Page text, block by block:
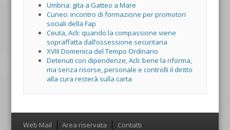
Umbria: gita a Gatteo a Mare
Cuneo: incontro di formazione per promotori
sociali della Fap
Ceuta, Acli: quando la compassione viene
sopraffatta dall’ossessione securitaria
XVIII Domenica del Tempo Ordinario
Detenuti con dipendenze, Acli: bene la riforma,
ma senza risorse, personale e controlli il diritto
alla cura resterà sulla carta
Menu
Web Mail Area riservata
Contatti